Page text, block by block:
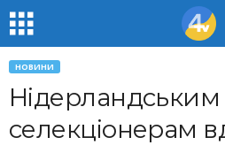
НОВИНИ
Нідерландським
селекціонерам